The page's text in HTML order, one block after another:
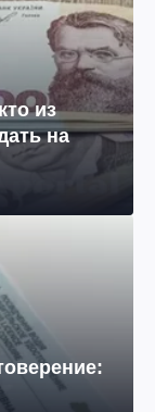
из
на